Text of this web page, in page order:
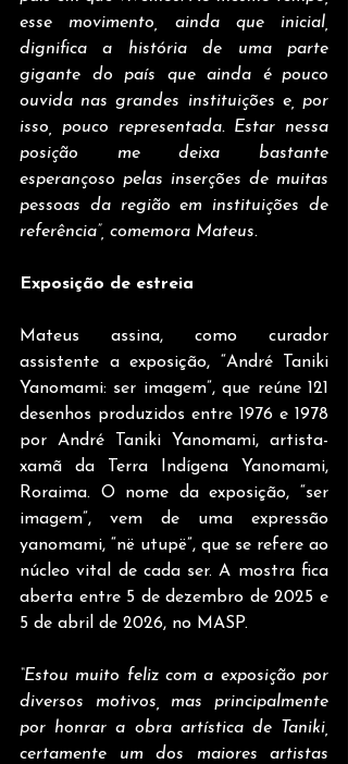
esse movimento, ainda que inicial,
dignifica a história de uma parte
gigante do país que ainda é pouco
ouvida nas grandes instituições e, por
isso, pouco representada. Estar nessa
posição me deixa bastante
esperançoso pelas inserções de muitas
pessoas da região em instituições de
referência”, comemora Mateus.
Exposição de estreia
Mateus assina, como curador
assistente a exposição, “André Taniki
Yanomami: ser imagem”, que reúne 121
desenhos produzidos entre 1976 e 1978
por André Taniki Yanomami, artista-
xamã da Terra Indígena Yanomami,
Roraima. O nome da exposição, “ser
imagem”, vem de uma expressão
yanomami, “në utupë”, que se refere ao
núcleo vital de cada ser. A mostra fica
aberta entre 5 de dezembro de 2025 e
5 de abril de 2026, no MASP.
“Estou muito feliz com a exposição por
diversos motivos, mas principalmente
por honrar a obra artística de Taniki,
certamente um dos maiores artistas